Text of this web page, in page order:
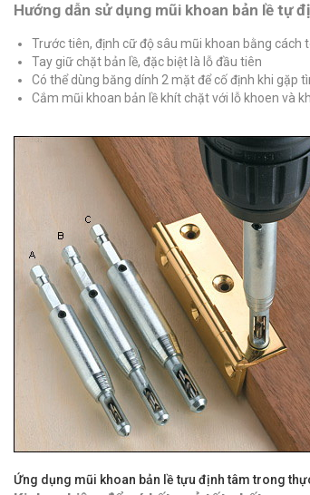
Hướng dẫn sử dụng mũi khoan bản lề tự
Trước tiên, định cữ độ sâu mũi khoan bằng cách
Tay giữ chặt bản lề, đặc biệt là lỗ đầu tiên
Có thể dùng băng dính 2 mặt để cố định khi
Cắm mũi khoan bản lề khít chặt với lỗ khoen và
Ứng dụng mũi khoan bản lề tựu định tâm trong